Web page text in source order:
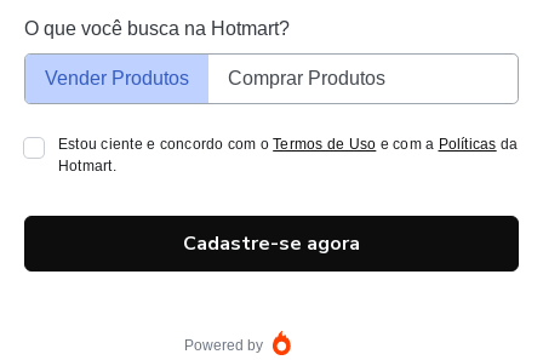
O que você busca na Hotmart?
Vender Produtos Comprar Produtos
Estou ciente e concordo com oTermos de Uso e com a Políticas da
Hotmart.
Cadastre-se agora
Powered by